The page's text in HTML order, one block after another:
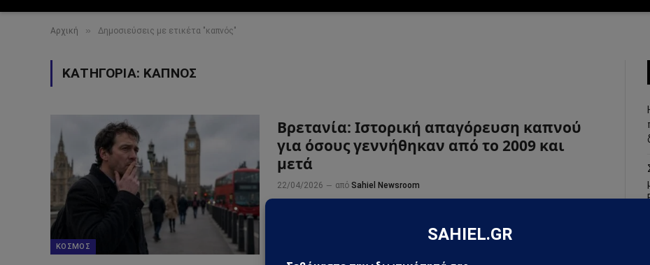
Αρχική » Δημοσιεύσεις με ετικέτα "καπνός"
ΚΑΤΗΓΟΡΊΑ: ΚΑΠΝΌΣ
ΚΌΣΜΟΣ
Βρετανία: Ιστορική απαγόρευση καπνού
για όσους γεννήθηκαν από το 2009 και
μετά
22/04/2026 από Sahiel Newsroom
όσους γεννήθηκαν από το 2009 και μετά, με αυστηρότερους